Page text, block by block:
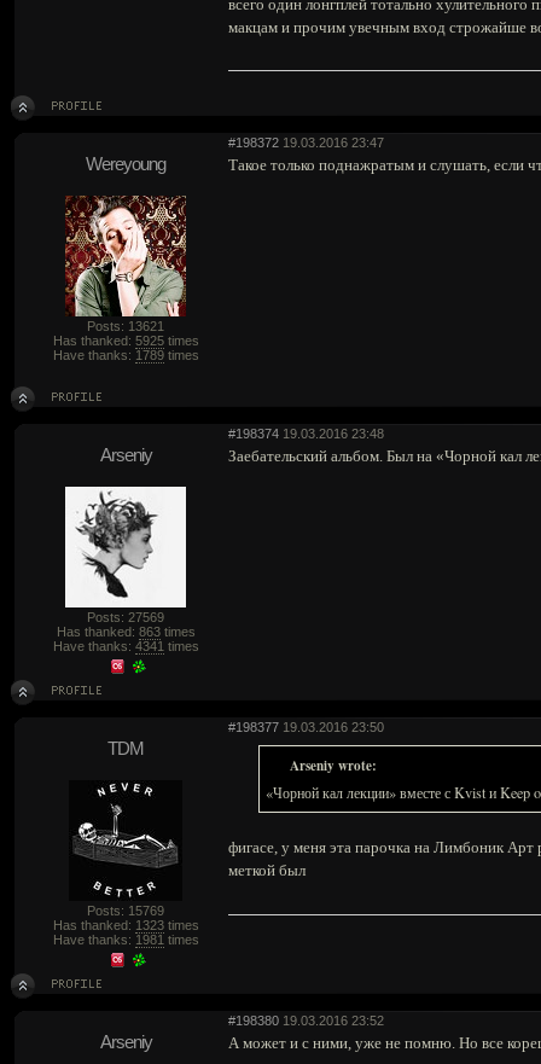
всего один лонгплей тотально хулительного
макцам и прочим увечным вход строжайше
#198372 19.03.2016 23:47
Wereyoung
Posts: 13621
Has thanked: 5925times
Have thanks: 1789times
Такое только поднажратым и слушать, если
#198374 19.03.2016 23:48
Arseniy
Posts: 27569
Has thanked: 863times
Have thanks: 4341 times
Заебательский альбом. Был на «Чорной кал
#198377 19.03.2016 23:50
TDM
Posts: 15769
Has thanked: 1323times
Have thanks: 1981 times
Arseniy wrote:
«Чорной кал лекции» вместе с Kvist и Keep
фигасе, у меня эта парочка на Лимбоник Арт
меткой был
#198380 19.03.2016 23:52
Arseniy А может и с ними, уже не помню. Но все